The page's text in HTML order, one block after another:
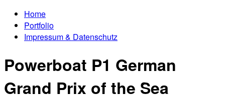
Home
Portfolio
Impressum & Datenschutz
Powerboat P1 German
Grand Prix of the Sea